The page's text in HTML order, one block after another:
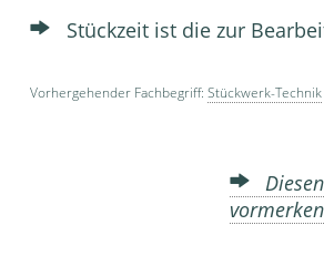
Stückzeit ist die zur
Vorhergehender Fachbegriff: Stückwerk-Technik
vormerken